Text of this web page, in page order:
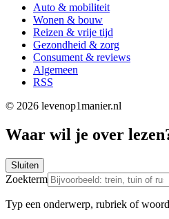
Auto & mobiliteit
Wonen & bouw
Reizen & vrije tijd
Gezondheid & zorg
Consument & reviews
Algemeen
RSS
© 2026 levenop1manier.nl
Waar wil je over
Sluiten
Zoekterm
Typ een onderwerp, rubriek of